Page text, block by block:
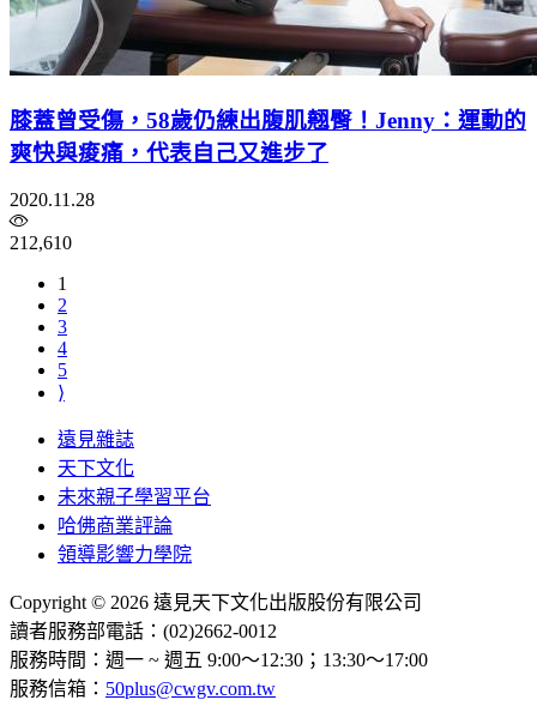
膝蓋曾受傷，58歲仍練出腹肌翹臀！Jenny：運動的
爽快與痠痛，代表自己又進步了
2020.11.28
212,610
1
2
3
4
5
⟩
遠見雜誌
天下文化
未來親子學習平台
哈佛商業評論
領導影響力學院
Copyright © 2026 遠見天下文化出版股份有限公司
讀者服務部電話：(02)2662-0012
服務時間：週一 ~ 週五 9:00～12:30；13:30～17:00
服務信箱： 50plus@cwgv.com.tw